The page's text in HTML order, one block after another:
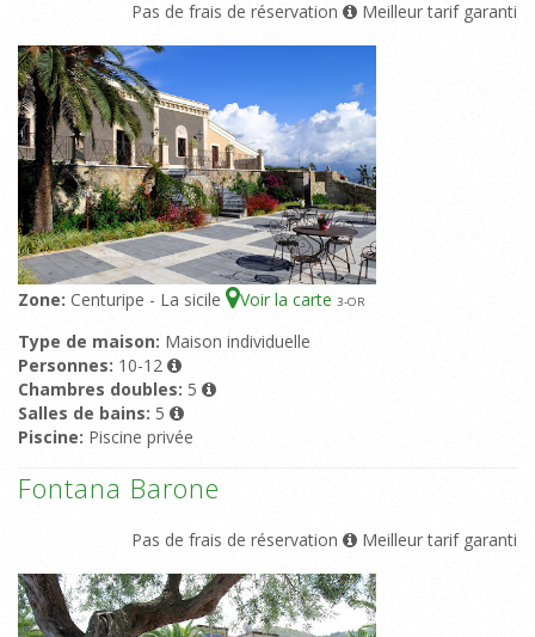
Pas de frais de réservation
Meilleur tarif garanti
Zone: Centuripe - La sicile Voir la carte 3-OR
Type de maison: Maison individuelle
Personnes: 10-12
Chambres doubles: 5
Salles de bains: 5
Piscine: Piscine privée
Fontana Barone
Pas de frais de réservation Meilleur tarif garanti